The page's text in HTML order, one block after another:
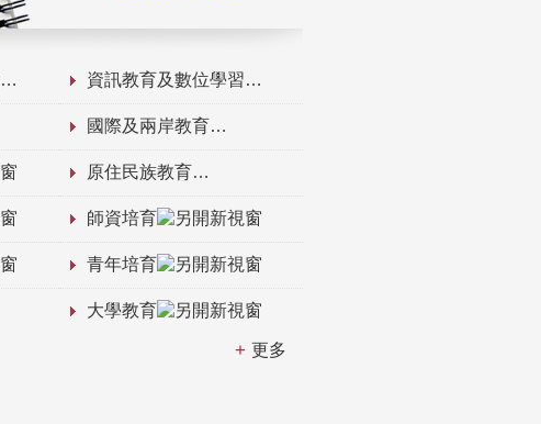
資訊教育及數位學習
國際及兩岸教育
原住民族教育
師資培育
青年培育
大學教育
更多